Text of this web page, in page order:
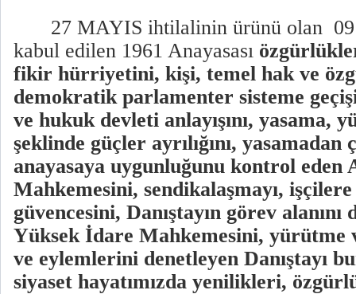
27 MAYIS ihtilalinin ürünü olan 0
kabul edilen 1961 Anayasası
fikir hürriyetini, kişi, temel hak ve
demokratik parlamenter sisteme
ve hukuk devleti anlayışını, yasama,
şeklinde güçler ayrılığını, yasamadan
anayasaya uygunluğunu kontrol eden
Mahkemesini, sendikalaşmayı, işçilere
güvencesini, Danıştayın görev
Yüksek İdare Mahkemesini, yürütme
ve eylemlerini denetleyen Danıştayı
siyaset hayatımızda yenilikleri,